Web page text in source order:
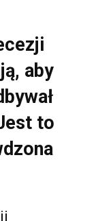
aby
to